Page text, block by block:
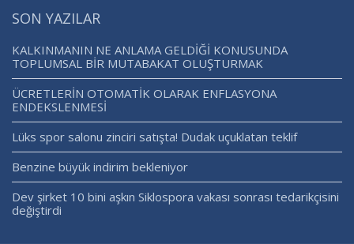
SON YAZILAR
KALKINMANIN NE ANLAMA GELDİĞİ KONUSUNDA
TOPLUMSAL BİR MUTABAKAT OLUŞTURMAK
ÜCRETLERİN OTOMATİK OLARAK ENFLASYONA
ENDEKSLENMESİ
Lüks spor salonu zinciri satışta! Dudak uçuklatan teklif
Benzine büyük indirim bekleniyor
Dev şirket 10 bini aşkın Siklospora vakası sonrası tedarikçisini
değiştirdi